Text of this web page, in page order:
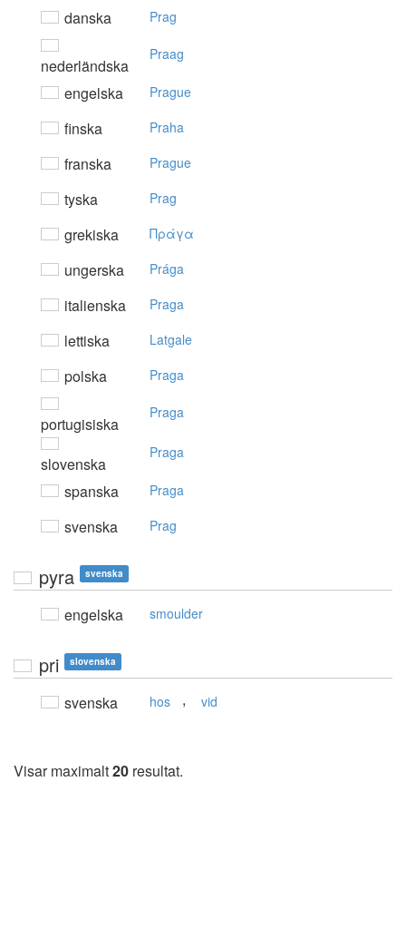
danska Prag
nederländska
Praag
engelska Prague
finska Praha
franska Prague
tyska Prag
grekiska Πράγα
ungerska Prága
italienska Praga
lettiska Latgale
polska Praga
portugisiska
Praga
slovenska
Praga
spanska Praga
svenska Prag
pyra svenska
engelska smoulder
pri slovenska
svenska hos , vid
Visar maximalt20 resultat.